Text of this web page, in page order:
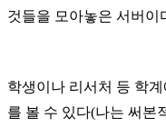
것들을 모아놓은 서버이
학생이나 리서처 등 학
를 볼 수 있다(나는 써본